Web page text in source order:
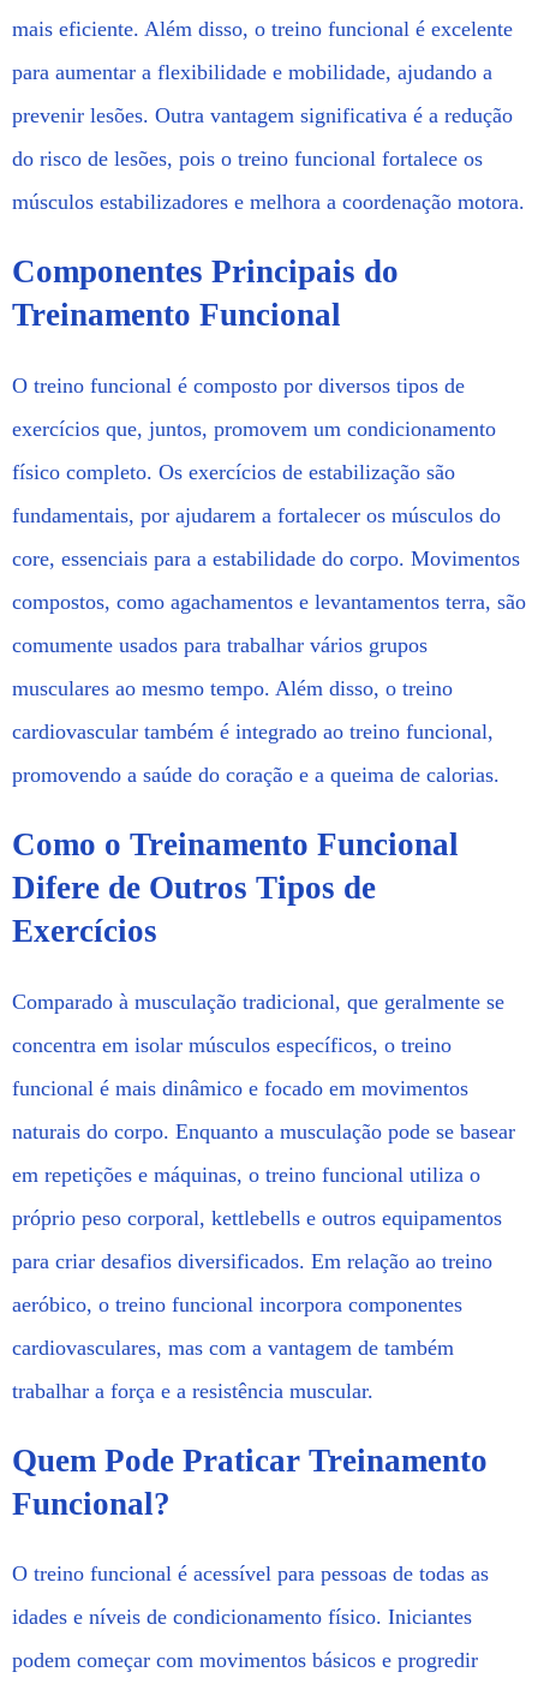
mais eficiente. Além disso, o treino funcional é excelente
para aumentar a flexibilidade e mobilidade, ajudando a
prevenir lesões. Outra vantagem significativa é a redução
do risco de lesões, pois o treino funcional fortalece os
músculos estabilizadores e melhora a coordenação motora.
Componentes Principais do
Treinamento Funcional
O treino funcional é composto por diversos tipos de
exercícios que, juntos, promovem um condicionamento
físico completo. Os exercícios de estabilização são
fundamentais, por ajudarem a fortalecer os músculos do
core, essenciais para a estabilidade do corpo. Movimentos
compostos, como agachamentos e levantamentos terra, são
comumente usados para trabalhar vários grupos
musculares ao mesmo tempo. Além disso, o treino
cardiovascular também é integrado ao treino funcional,
promovendo a saúde do coração e a queima de calorias.
Como o Treinamento Funcional
Difere de Outros Tipos de
Exercícios
Comparado à musculação tradicional, que geralmente se
concentra em isolar músculos específicos, o treino
funcional é mais dinâmico e focado em movimentos
naturais do corpo. Enquanto a musculação pode se basear
em repetições e máquinas, o treino funcional utiliza o
próprio peso corporal, kettlebells e outros equipamentos
para criar desafios diversificados. Em relação ao treino
aeróbico, o treino funcional incorpora componentes
cardiovasculares, mas com a vantagem de também
trabalhar a força e a resistência muscular.
Quem Pode Praticar Treinamento
Funcional?
O treino funcional é acessível para pessoas de todas as
idades e níveis de condicionamento físico. Iniciantes
podem começar com movimentos básicos e progredir